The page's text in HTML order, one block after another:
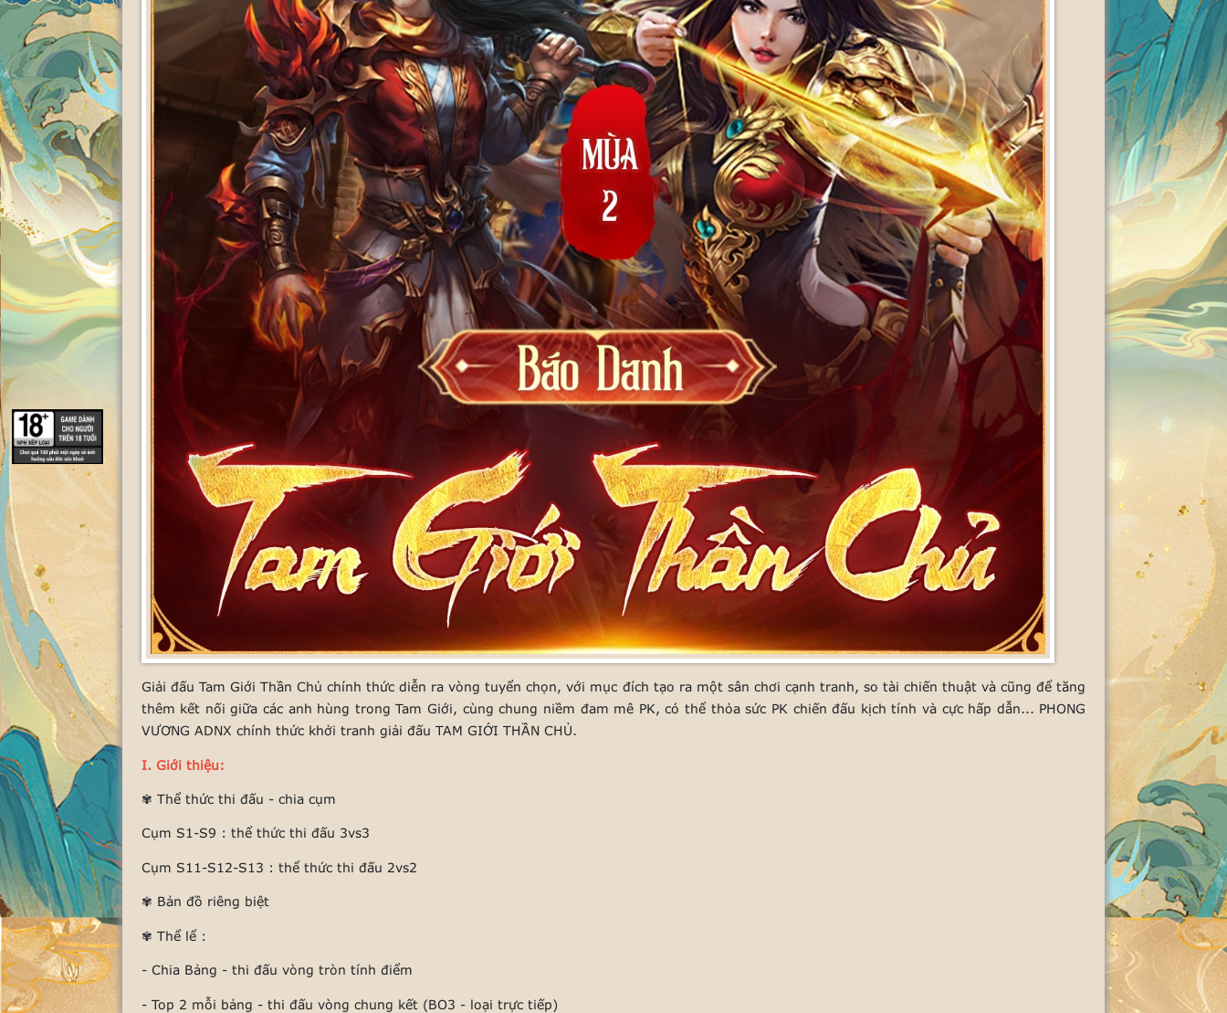
Giải đấu Tam Giới Thần Chủ chính thức diễn ra vòng tuyển chọn, với mục đích tạo ra một sân chơi cạnh tranh, so tài chiến thuật và cũng để tăng
thêm kết nối giữa các anh hùng trong Tam Giới, cùng chung niềm đam mê PK, có thể thỏa sức PK chiến đấu kịch tính và cực hấp dẫn... PHONG
VƯƠNG ADNX chính thức khởi tranh giải đấu TAM GIỚI THẦN CHỦ.
I. Giới thiệu:
✾ Thể thức thi đấu - chia cụm
Cụm S1-S9 : thể thức thi đấu 3vs3
Cụm S11-S12-S13 : thể thức thi đấu 2vs2
✾ Bản đồ riêng biệt
✾ Thể lể :
- Chia Bảng - thi đấu vòng tròn tính điểm
- Top 2 mỗi bảng - thi đấu vòng chung kết (BO3 - loại trực tiếp)